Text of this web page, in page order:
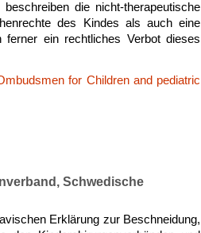
die nicht-therapeutische
des Kindes als auch eine
ferner ein rechtliches Verbot dieses
for Children and pediatric
Schwedische
Erklärung zur Beschneidung,